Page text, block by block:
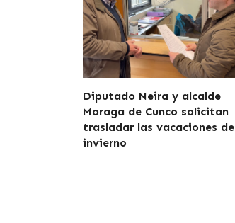
Diputado Neira y alcalde
Moraga de Cunco solicitan
trasladar las vacaciones de
invierno